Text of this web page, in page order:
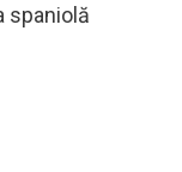
spaniolă